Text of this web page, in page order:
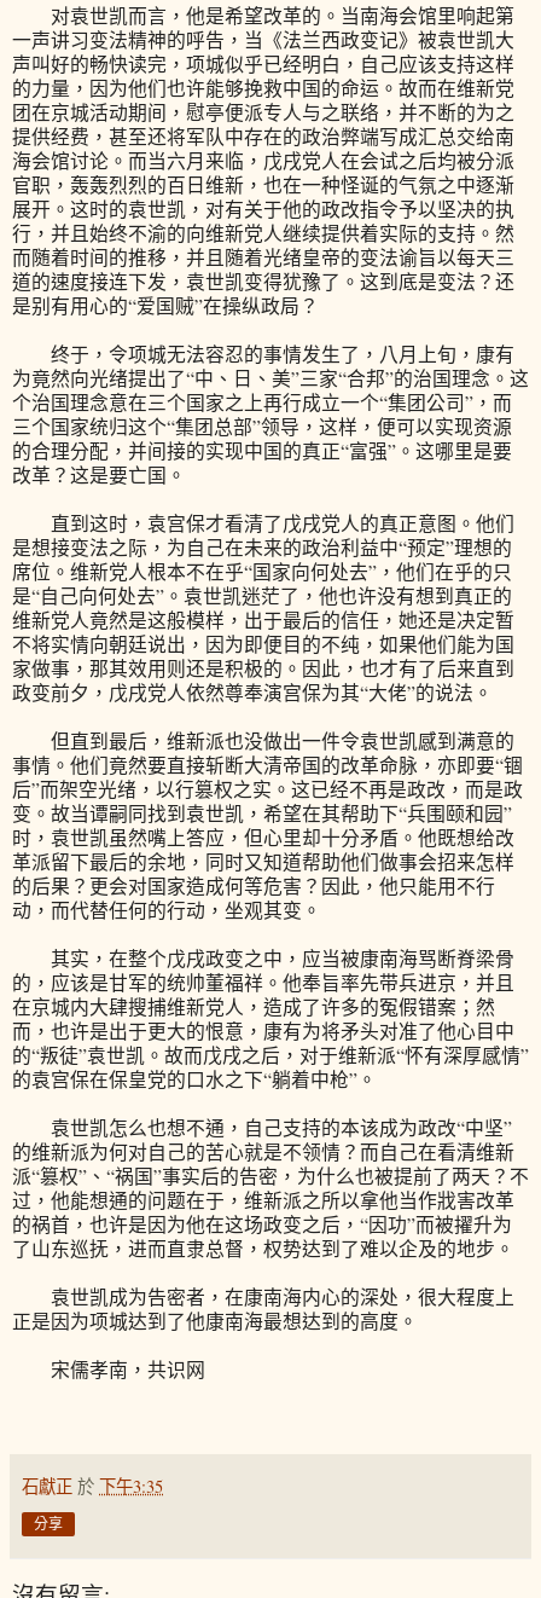
对袁世凯而言，他是希望改革的。当南海会馆里响起第
一声讲习变法精神的呼告，当《法兰西政变记》被袁世凯大
声叫好的畅快读完，项城似乎已经明白，自己应该支持这样
的力量，因为他们也许能够挽救中国的命运。故而在维新党
团在京城活动期间，慰亭便派专人与之联络，并不断的为之
提供经费，甚至还将军队中存在的政治弊端写成汇总交给南
海会馆讨论。而当六月来临，戊戌党人在会试之后均被分派
官职，轰轰烈烈的百日维新，也在一种怪诞的气氛之中逐渐
展开。这时的袁世凯，对有关于他的政改指令予以坚决的执
行，并且始终不渝的向维新党人继续提供着实际的支持。然
而随着时间的推移，并且随着光绪皇帝的变法谕旨以每天三
道的速度接连下发，袁世凯变得犹豫了。这到底是变法？还
是别有用心的“爱国贼”在操纵政局？
终于，令项城无法容忍的事情发生了，八月上旬，康有
为竟然向光绪提出了“中、日、美”三家“合邦”的治国理念。这
个治国理念意在三个国家之上再行成立一个“集团公司”，而
三个国家统归这个“集团总部”领导，这样，便可以实现资源
的合理分配，并间接的实现中国的真正“富强”。这哪里是要
改革？这是要亡国。
直到这时，袁宫保才看清了戊戌党人的真正意图。他们
是想接变法之际，为自己在未来的政治利益中“预定”理想的
席位。维新党人根本不在乎“国家向何处去”，他们在乎的只
是“自己向何处去”。袁世凯迷茫了，他也许没有想到真正的
维新党人竟然是这般模样，出于最后的信任，她还是决定暂
不将实情向朝廷说出，因为即便目的不纯，如果他们能为国
家做事，那其效用则还是积极的。因此，也才有了后来直到
政变前夕，戊戌党人依然尊奉演宫保为其“大佬”的说法。
但直到最后，维新派也没做出一件令袁世凯感到满意的
事情。他们竟然要直接斩断大清帝国的改革命脉，亦即要“锢
后”而架空光绪，以行篡权之实。这已经不再是政改，而是政
变。故当谭嗣同找到袁世凯，希望在其帮助下“兵围颐和园”
时，袁世凯虽然嘴上答应，但心里却十分矛盾。他既想给改
革派留下最后的余地，同时又知道帮助他们做事会招来怎样
的后果？更会对国家造成何等危害？因此，他只能用不行
动，而代替任何的行动，坐观其变。
其实，在整个戊戌政变之中，应当被康南海骂断脊梁骨
的，应该是甘军的统帅董福祥。他奉旨率先带兵进京，并且
在京城内大肆搜捕维新党人，造成了许多的冤假错案；然
而，也许是出于更大的恨意，康有为将矛头对准了他心目中
的“叛徒”袁世凯。故而戊戌之后，对于维新派“怀有深厚感情”
的袁宫保在保皇党的口水之下“躺着中枪”。
袁世凯怎么也想不通，自己支持的本该成为政改“中坚”
的维新派为何对自己的苦心就是不领情？而自己在看清维新
派“篡权”、“祸国”事实后的告密，为什么也被提前了两天？不
过，他能想通的问题在于，维新派之所以拿他当作戕害改革
的祸首，也许是因为他在这场政变之后，“因功”而被擢升为
了山东巡抚，进而直隶总督，权势达到了难以企及的地步。
袁世凯成为告密者，在康南海内心的深处，很大程度上
正是因为项城达到了他康南海最想达到的高度。
宋儒孝南，共识网
石獻正 於 下午3:35
分享